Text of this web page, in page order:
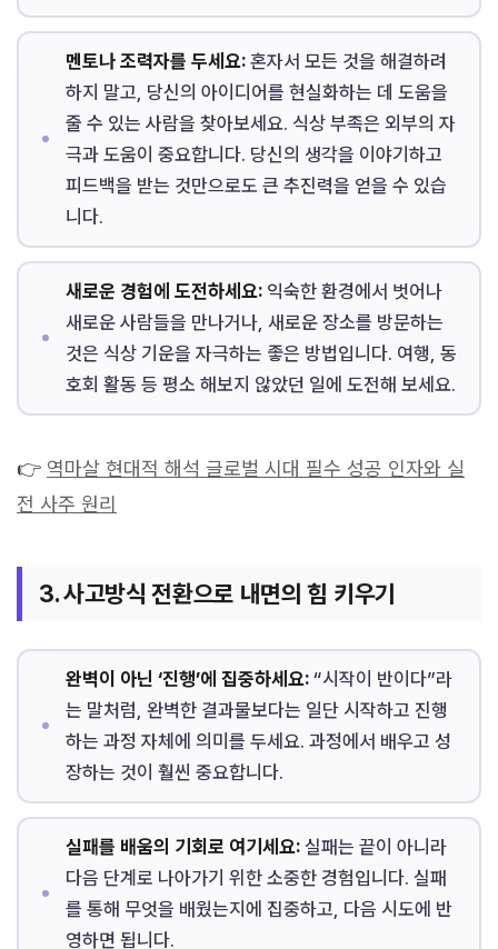
멘토나 조력자를 두세요:혼자서 모든 것을 해결하려
하지 말고, 당신의 아이디어를 현실화하는 데 도움을
줄 수 있는 사람을 찾아보세요. 식상 부족은 외부의 자
극과 도움이 중요합니다. 당신의 생각을 이야기하고
피드백을 받는 것만으로도 큰 추진력을 얻을 수 있습
니다.
새로운 경험에 도전하세요:익숙한 환경에서 벗어나
새로운 사람들을 만나거나, 새로운 장소를 방문하는
것은 식상 기운을 자극하는 좋은 방법입니다. 여행, 동
호회 활동 등 평소 해보지 않았던 일에 도전해 보세요.
👉 역마살 현대적 해석 글로벌 시대 필수 성공 인자와 실
전 사주 원리
3. 사고방식 전환으로 내면의 힘 키우기
완벽이 아닌 ‘진행’에 집중하세요:“시작이 반이다”라
는 말처럼, 완벽한 결과물보다는 일단 시작하고 진행
하는 과정 자체에 의미를 두세요. 과정에서 배우고 성
장하는 것이 훨씬 중요합니다.
실패를 배움의 기회로 여기세요:실패는 끝이 아니라
다음 단계로 나아가기 위한 소중한 경험입니다. 실패
를 통해 무엇을 배웠는지에 집중하고, 다음 시도에 반
영하면 됩니다.